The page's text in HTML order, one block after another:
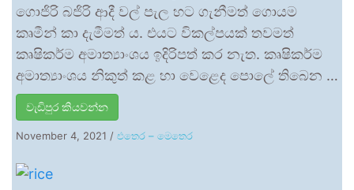
ගොජිරි බජිරි ආදී වල් පැල හට ගැනීමත් ගොයම
කෘමීන් කා දැමීමත් ය. එයට විකල්පයක් තවමත්
කෘෂිකර්ම අමාත්‍යාංශය ඉදිරිපත් කර නැත. කෘෂිකර්ම
අමාත්‍යාංශය නිකුත් කළ හා වෙළෙද පොලේ තිබෙන …
වැඩිපුර කියවන්න
November 4, 2021 / එතෙර – මෙතෙර